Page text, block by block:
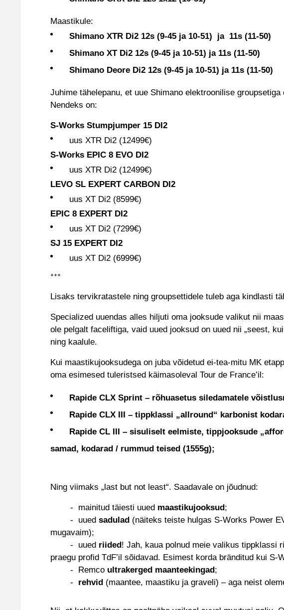
Maastikule:
Shimano XTR Di2 12s (9-45 ja 10-51)
ja 11s (11-50)
Shimano XT Di2 12s (9-45 ja 10-51) ja 11s (11-50)
Shimano Deore Di2 12s (9-45 ja 10-51) ja 11s (11-50)
Juhime tähelepanu, et uue Shimano elektroonilise
Nendeks on:
S-Works Stumpjumper 15 DI2
uus XTR Di2 (12499€)
S-Works EPIC 8 EVO DI2
uus XTR Di2 (12499€)
LEVO SL EXPERT CARBON DI2
uus XT Di2 (8599€)
EPIC 8 EXPERT DI2
uus XT Di2 (7299€)
SJ 15 EXPERT DI2
uus XT Di2 (6999€)
***
Lisaks tervikratastele ning groupsettidele tuleb aga kindlasti
Specialized uuendas alles hiljuti oma jooksude valikut nii
ole pelgalt faceliftiga, vaid uued jooksud on uued nii „seest,
ning kaalule.
Kui maastikujooksudega on juba võidetud ei-tea-mitu MK
oma esimesed tuleristsed käimasoleval Tour de France’il:
Rapide CLX Sprint – rõhuasetus siledamatele
Rapide CLX III – tippklassi „allround“ karbonist
Rapide CL III – sisuliselt eelmiste, tippjooksude
samad, kodarad / rummud teised (1555g);
Ning viimaks „last but not least“. Saadavale on jõudnud:
- mainitud täiesti uued maastikujooksud;
- uued sadulad (näiteks teiste hulgas S-Works Power
mugavaim);
- uued riided! Jah, kaua polnud meie valikus tippklassi
praegu profid TdF’il sõidavad. Esimest korda bränditud kui S-
- Remco ultrakerged maanteekingad;
- rehvid (maantee, maastiku ja graveli) – aga neist